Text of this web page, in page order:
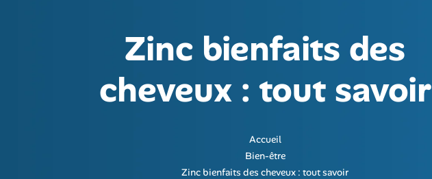
Zinc bienfaits des
cheveux : tout savoir
Accueil
Bien-être
Zinc bienfaits des cheveux : tout savoir